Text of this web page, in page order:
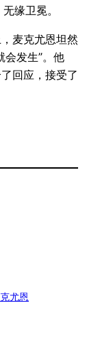
缘卫冕。
麦克尤恩坦然
会发生”。他
回应，接受了
尤恩